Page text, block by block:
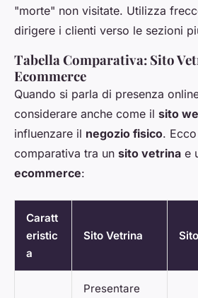
"morte" non visitate. Utilizza
dirigere i clienti verso le sezioni
Tabella Comparativa: Sito
Ecommerce
Quando si parla di presenza
considerare anche come il sito
influenzare il negozio fisico.
comparativa tra un sito vetrina e
ecommerce:
Caratt
eristic
a
Sito Vetrina
Presentare